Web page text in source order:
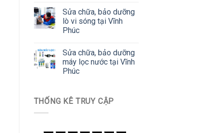
Sửa chữa, bảo dưỡng
lò vi sóng tại Vĩnh
Phúc
Sửa chữa, bảo dưỡng
máy lọc nước tại Vĩnh
Phúc
THỐNG KÊ TRUY CẬP